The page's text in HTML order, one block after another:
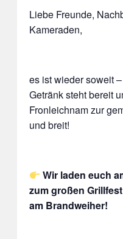
Liebe Freunde,
Kameraden,
es ist wieder soweit
Getränk steht bereit
Fronleichnam zur
und breit!
Wir laden euch
zum großen
am Brandweiher!